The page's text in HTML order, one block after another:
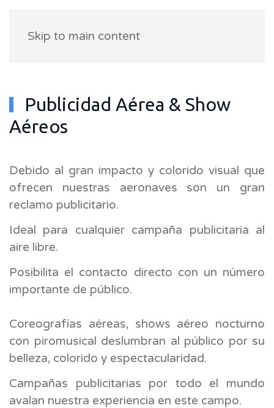
Skip to main content
Publicidad Aérea & Show
Aéreos
Debido al gran impacto y colorido visual que
ofrecen nuestras aeronaves son un gran
reclamo publicitario.
Ideal para cualquier campaña publicitaria al
aire libre.
Posibilita el contacto directo con un número
importante de público.
Coreografías aéreas, shows aéreo nocturno
con piromusical deslumbran al público por su
belleza, colorido y espectacularidad.
Campañas publicitarias por todo el mundo
avalan nuestra experiencia en este campo.